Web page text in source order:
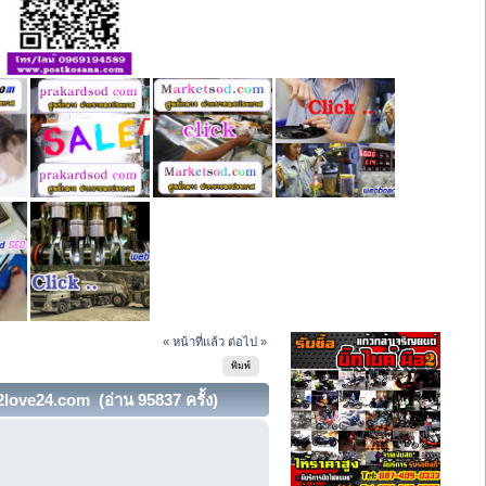
« หน้าที่แล้ว ต่อไป »
พิมพ์
(อ่าน 95837 ครั้ง)